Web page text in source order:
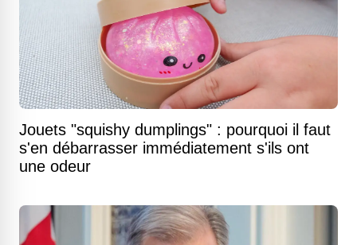
Jouets "squishy dumplings" : pourquoi il faut
s'en débarrasser immédiatement s'ils ont
une odeur